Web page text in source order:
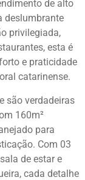
de alto
deslumbrante
privilegiada,
esta é
e praticidade
catarinense.
são verdadeiras
160m²
para
Com 03
de estar e
cada detalhe